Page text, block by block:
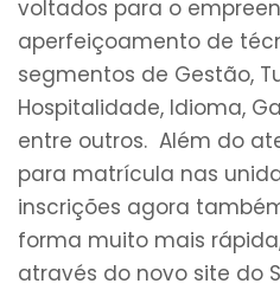
voltados para o
aperfeiçoamento de
segmentos de Gestão,
Hospitalidade, Idioma,
entre outros. Além do
para matrícula nas
inscrições agora
forma muito mais
através do novo site do